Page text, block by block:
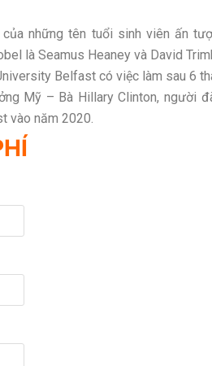
những tên tuổi sinh viên ấn
là Seamus Heaney và David
Belfast có việc làm sau 6
Mỹ – Bà Hillary Clinton, người
vào năm 2020.